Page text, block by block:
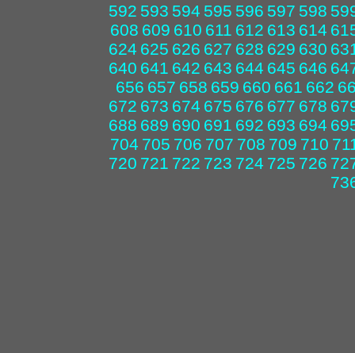
592 593 594 595 596 597 598
608 609 610 611 612 613 614
624 625 626 627 628 629 630
640 641 642 643 644 645 646
656 657 658 659 660 661 662
672 673 674 675 676 677 678
688 689 690 691 692 693 694
704 705 706 707 708 709 710
720 721 722 723 724 725 726